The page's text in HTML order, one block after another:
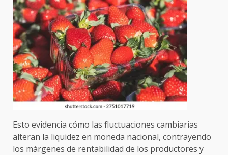
Esto evidencia cómo las fluctuaciones cambiarias
alteran la liquidez en moneda nacional, contrayendo
los márgenes de rentabilidad de los productores y